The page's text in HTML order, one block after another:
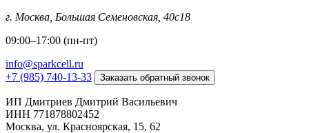
г. Москва, Большая Семеновская, 40с18​
09:00–17:00 (пн-пт)
info@sparkcell.ru
+7 (985) 740-13-33
Заказать обратный звонок
ИП Дмитриев Дмитрий Васильевич
ИНН 771878802452
Москва, ул. Красноярская, 15, 62